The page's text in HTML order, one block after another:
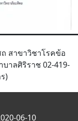
สาขาวิชาโรคข้อ
าลศิริราช 02-419-
)
06-10